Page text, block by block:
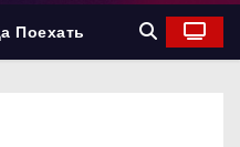
Поехать